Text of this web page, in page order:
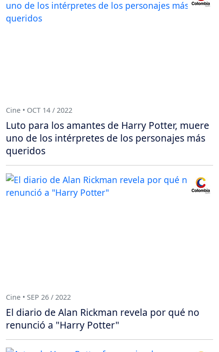
Cine • OCT 14 / 2022
Luto para los amantes de Harry Potter, muere
uno de los intérpretes de los personajes más
queridos
Cine • SEP 26 / 2022
El diario de Alan Rickman revela por qué no
renunció a "Harry Potter"